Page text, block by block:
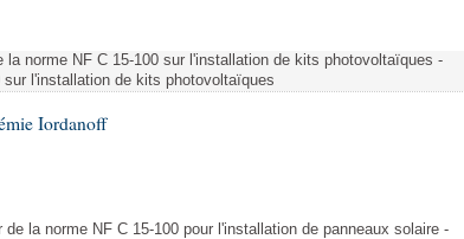
la norme NF C 15-100 sur l'installation de kits photovoltaïques -
sur l'installation de kits photovoltaïques
Iordanoff
la norme NF C 15-100 pour l'installation de panneaux solaire -